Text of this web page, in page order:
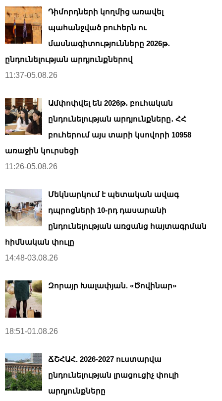
Դիմորդների կողմից առավել
պահանջված բուհերն ու
մասնագիտությունները 2026թ․
ընդունելության արդյունքներով
11:37-05.08.26
Ամփոփվել են 2026թ․ բուհական
ընդունելության արդյունքները․ ՀՀ
բուհերում այս տարի կսովորի 10958
առաջին կուրսեցի
11:26-05.08.26
Մեկնարկում է պետական ավագ
դպրոցների 10-րդ դասարանի
ընդունելության առցանց հայտագրման
հիմնական փուլը
14:48-03.08.26
Զորայր Խալափյան. «Ծովինար»
18:51-01.08.26
ՃՇՀԱՀ. 2026-2027 ուստարվա
ընդունելության լրացուցիչ փուլի
արդյունքները